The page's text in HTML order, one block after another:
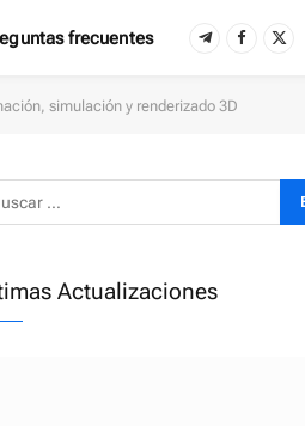
frecuentes TelegramFacebook
X
simulación y renderizado 3D
Actualizaciones